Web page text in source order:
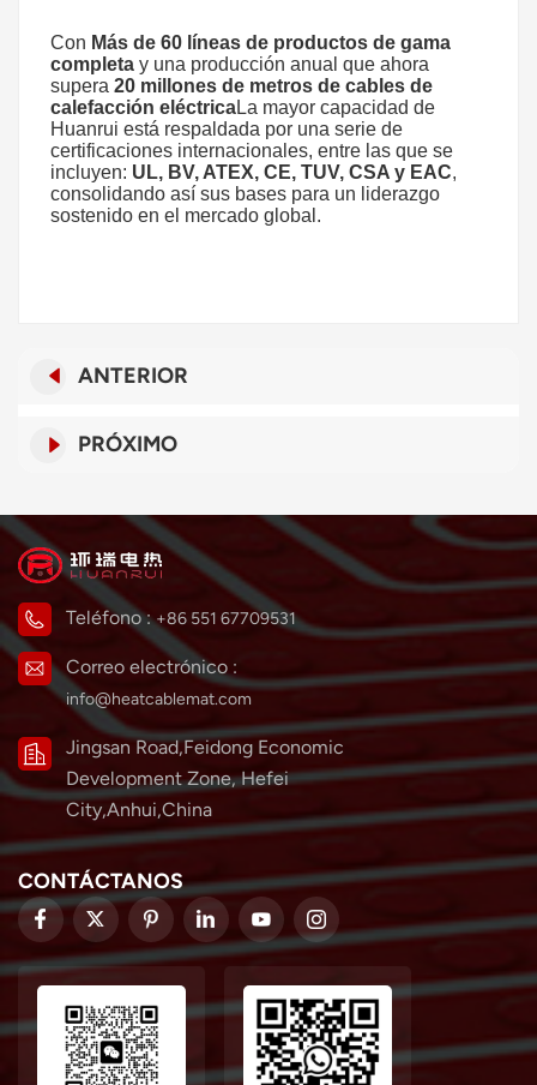
Con Más de 60 líneas de productos de gama
completa y una producción anual que ahora
supera20 millones de metros de cables de
calefacción eléctricaLa mayor capacidad de
Huanrui está respaldada por una serie de
certificaciones internacionales, entre las que se
incluyen: UL, BV, ATEX, CE, TUV, CSA y EAC,
consolidando así sus bases para un liderazgo
sostenido en el mercado global.
ANTERIOR
PRÓXIMO
Teléfono :+86 551 67709531
Correo electrónico :
info@heatcablemat.com
Jingsan Road,Feidong Economic
Development Zone, Hefei
City,Anhui,China
CONTÁCTANOS